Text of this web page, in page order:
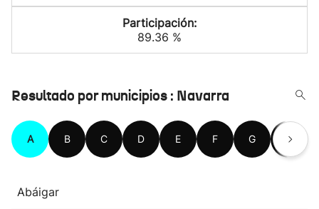
Participación:
89.36 %
Resultado por municipios : Navarra
A B C D E F G H
Abáigar